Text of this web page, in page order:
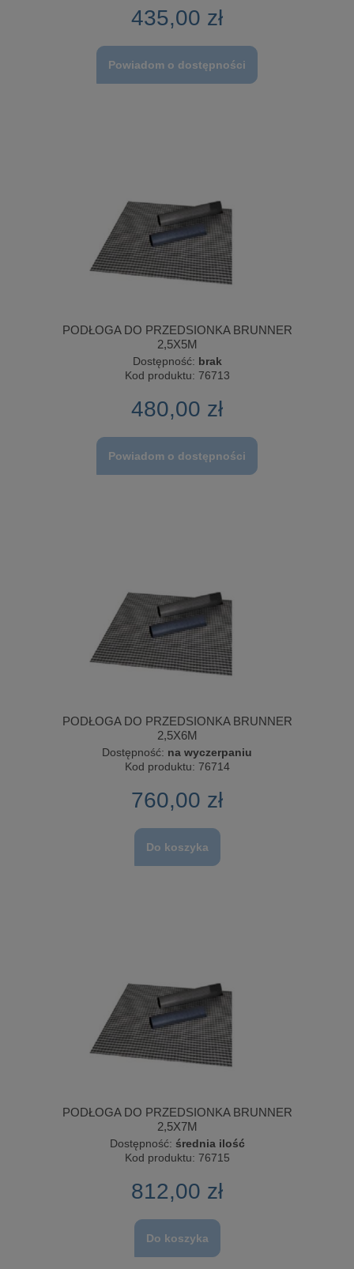
435,00 zł
Powiadom o dostępności
PODŁOGA DO PRZEDSIONKA BRUNNER
2,5X5M
Dostępność: brak
Kod produktu: 76713
480,00 zł
Powiadom o dostępności
PODŁOGA DO PRZEDSIONKA BRUNNER
2,5X6M
Dostępność: na wyczerpaniu
Kod produktu: 76714
760,00 zł
Do koszyka
PODŁOGA DO PRZEDSIONKA BRUNNER
2,5X7M
Dostępność: średnia ilość
Kod produktu: 76715
812,00 zł
Do koszyka